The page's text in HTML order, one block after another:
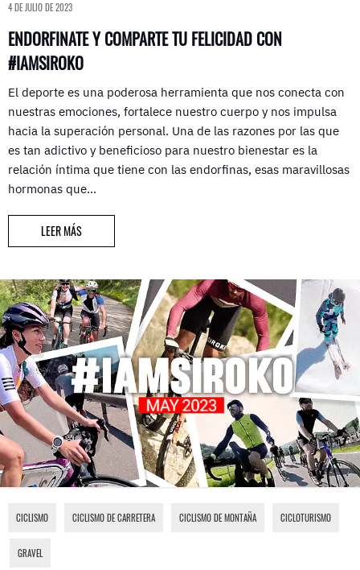
ENDORFINATE Y COMPARTE TU FELICIDAD CON
#IAMSIROKO
4 DE JULIO DE 2023
El deporte es una poderosa herramienta que nos conecta con
nuestras emociones, fortalece nuestro cuerpo y nos impulsa
hacia la superación personal. Una de las razones por las que
es tan adictivo y beneficioso para nuestro bienestar es la
relación íntima que tiene con las endorfinas, esas maravillosas
hormonas que…
LEER MÁS
CICLISMO CICLISMO DE CARRETERA CICLISMO DE MONTAÑA CICLOTURISMO
GRAVEL